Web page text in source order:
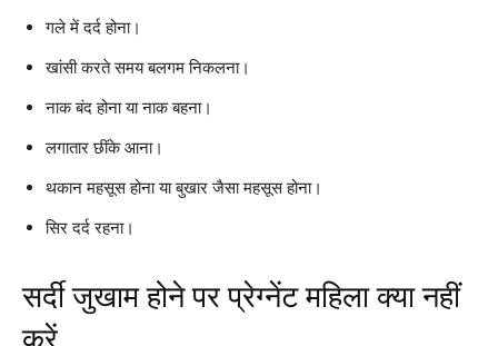
गले में दर्द होना।
खांसी करते समय बलगम निकलना।
नाक बंद होना या नाक बहना।
लगातार छींके आना।
थकान महसूस होना या बुखार जैसा महसूस होना।
सिर दर्द रहना।
सर्दी जुखाम होने पर प्रेग्नेंट महिला क्या नहीं